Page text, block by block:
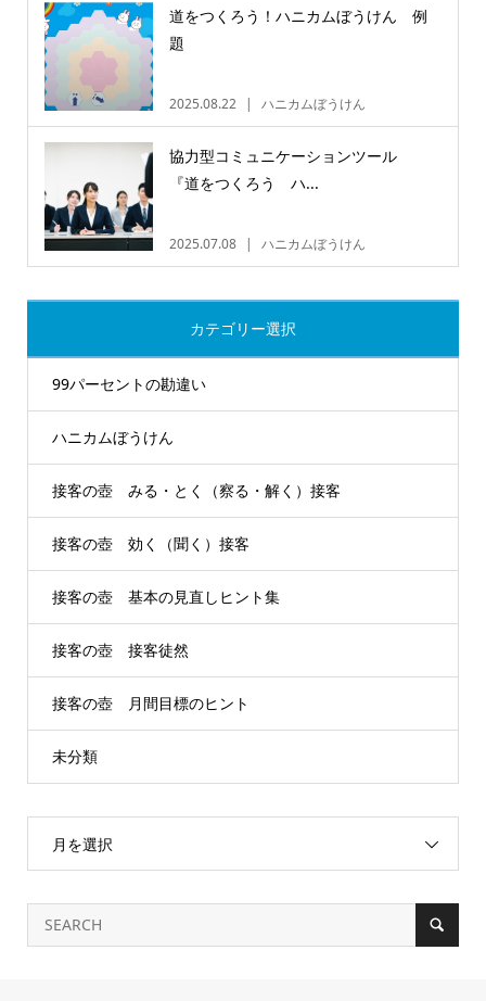
道をつくろう！ハニカムぼうけん 例
題
2025.08.22 ハニカムぼうけん
協力型コミュニケーションツール
『道をつくろう ハ...
2025.07.08 ハニカムぼうけん
カテゴリー選択
99パーセントの勘違い
ハニカムぼうけん
接客の壺 みる・とく（察る・解く）接客
接客の壺 効く（聞く）接客
接客の壺 基本の見直しヒント集
接客の壺 接客徒然
接客の壺 月間目標のヒント
未分類
月を選択